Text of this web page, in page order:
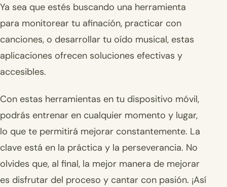
Ya sea que estés buscando una herramienta
para monitorear tu afinación, practicar con
canciones, o desarrollar tu oído musical, estas
aplicaciones ofrecen soluciones efectivas y
accesibles.
Con estas herramientas en tu dispositivo móvil,
podrás entrenar en cualquier momento y lugar,
lo que te permitirá mejorar constantemente. La
clave está en la práctica y la perseverancia. No
olvides que, al final, la mejor manera de mejorar
es disfrutar del proceso y cantar con pasión. ¡Así